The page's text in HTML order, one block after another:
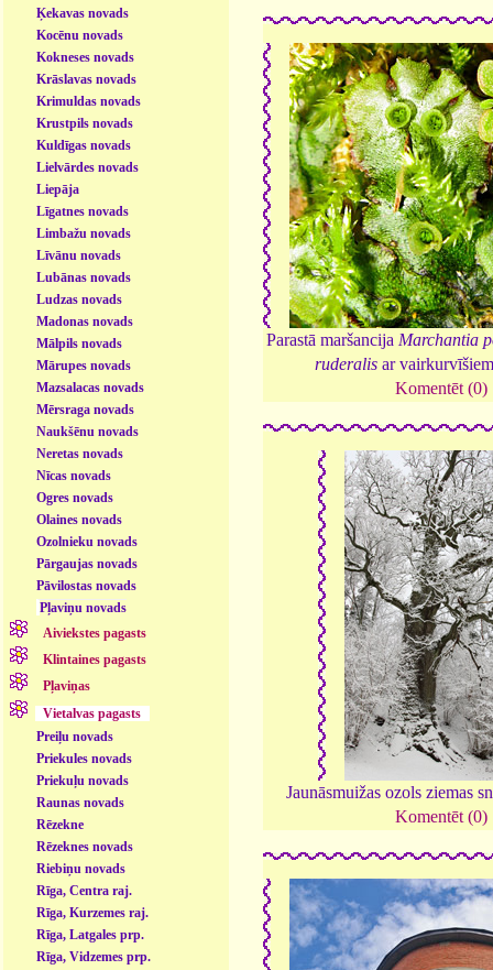
Ķekavas novads
Kocēnu novads
Kokneses novads
Krāslavas novads
Krimuldas novads
Krustpils novads
Kuldīgas novads
Lielvārdes novads
Liepāja
Līgatnes novads
Limbažu novads
Līvānu novads
Lubānas novads
Ludzas novads
Madonas novads
Mālpils novads
Mārupes novads
Mazsalacas novads
Mērsraga novads
Naukšēnu novads
Neretas novads
Nīcas novads
Ogres novads
Olaines novads
Ozolnieku novads
Pārgaujas novads
Pāvilostas novads
Pļaviņu novads
Aiviekstes pagasts
Klintaines pagasts
Pļaviņas
Vietalvas pagasts
Preiļu novads
Priekules novads
Priekuļu novads
Raunas novads
Rēzekne
Rēzeknes novads
Riebiņu novads
Rīga, Centra raj.
Rīga, Kurzemes raj.
Rīga, Latgales prp.
Rīga, Vidzemes prp.
Parastā maršancija Marchantia
ruderalis ar
Komentēt (0)
Jaunāsmuižas ozols ziemas
Komentēt (0)